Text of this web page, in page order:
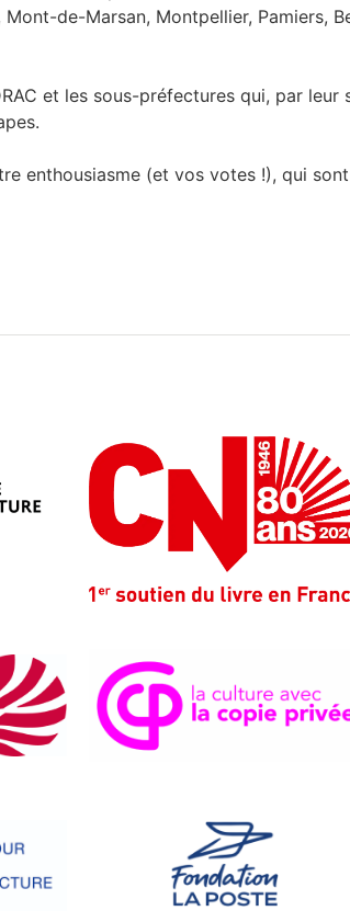
de-Marsan, Montpellier, Pamiers,
et les sous-préfectures qui, par
enthousiasme (et vos votes !), qui